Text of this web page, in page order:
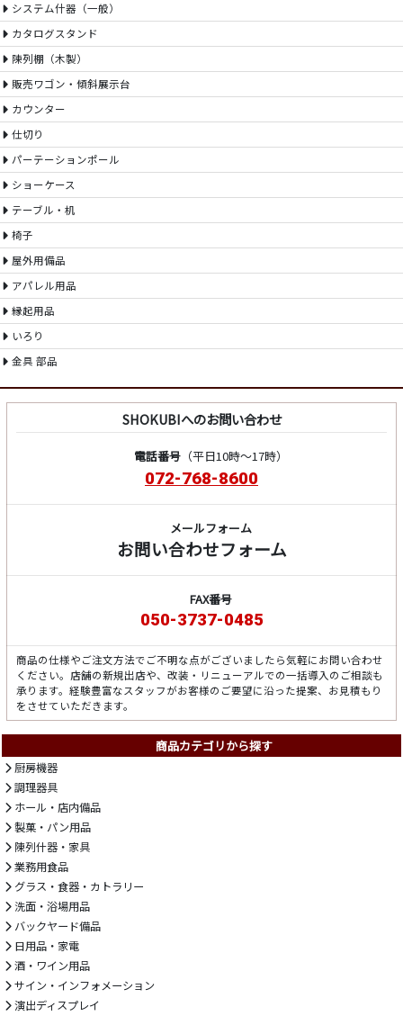
システム什器（一般）
カタログスタンド
陳列棚（木製）
販売ワゴン・傾斜展示台
カウンター
仕切り
パーテーションポール
ショーケース
テーブル・机
椅子
屋外用備品
アパレル用品
縁起用品
いろり
金具 部品
SHOKUBIへのお問い合わせ
電話番号（平日10時～17時）
072-768-8600
メールフォーム
お問い合わせフォーム
FAX番号
050-3737-0485
商品の仕様やご注文方法でご不明な点がございましたら気軽にお問い合わせ
ください。店舗の新規出店や、改装・リニューアルでの一括導入のご相談も
承ります。経験豊富なスタッフがお客様のご要望に沿った提案、お見積もり
をさせていただきます。
商品カテゴリから探す
厨房機器
調理器具
ホール・店内備品
製菓・パン用品
陳列什器・家具
業務用食品
グラス・食器・カトラリー
洗面・浴場用品
バックヤード備品
日用品・家電
酒・ワイン用品
サイン・インフォメーション
演出ディスプレイ